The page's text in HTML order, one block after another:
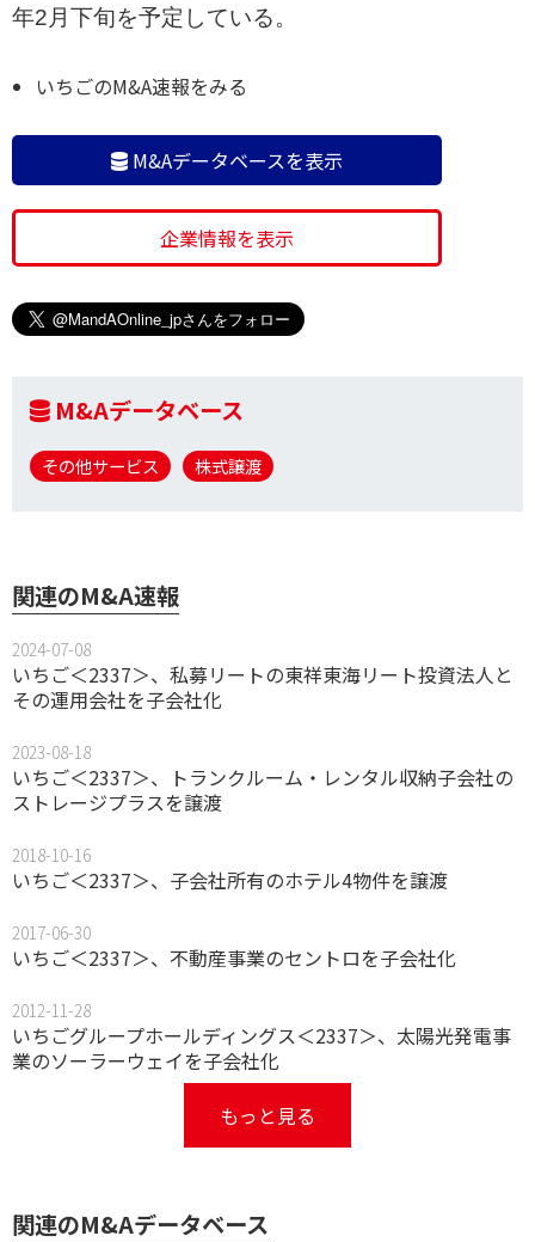
年2月下旬を予定している。
いちごのM&A速報をみる
M&Aデータベースを表示
企業情報を表示
M&Aデータベース
その他サービス 株式譲渡
関連のM&A速報
2024-07-08
いちご＜2337＞、私募リートの東祥東海リート投資法人と
その運用会社を子会社化
2023-08-18
いちご＜2337＞、トランクルーム・レンタル収納子会社の
ストレージプラスを譲渡
2018-10-16
いちご＜2337＞、子会社所有のホテル4物件を譲渡
2017-06-30
いちご＜2337＞、不動産事業のセントロを子会社化
2012-11-28
いちごグループホールディングス＜2337＞、太陽光発電事
業のソーラーウェイを子会社化
もっと見る
関連のM&Aデータベース